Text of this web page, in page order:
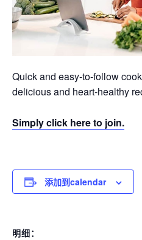
Quick and easy-to-follow
delicious and heart-healthy
Simply click here to join.
添加到calendar
明细：